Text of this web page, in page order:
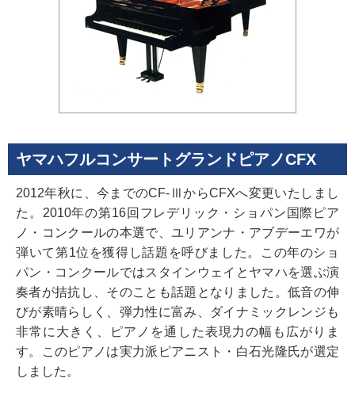
ヤマハフルコンサートグランドピアノCFX
2012年秋に、今までのCF-ⅢからCFXへ変更いたしまし
た。2010年の第16回フレデリック・ショパン国際ピア
ノ・コンクールの本選で、ユリアンナ・アブデーエワが
弾いて第1位を獲得し話題を呼びました。この年のショ
パン・コンクールではスタインウェイとヤマハを選ぶ演
奏者が拮抗し、そのことも話題となりました。低音の伸
びが素晴らしく、弾力性に富み、ダイナミックレンジも
非常に大きく、ピアノを通した表現力の幅も広がりま
す。このピアノは実力派ピアニスト・白石光隆氏が選定
しました。